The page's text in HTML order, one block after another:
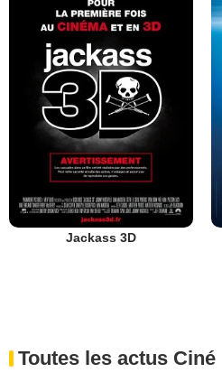
Jackass 3D
Toutes les actus Ciné